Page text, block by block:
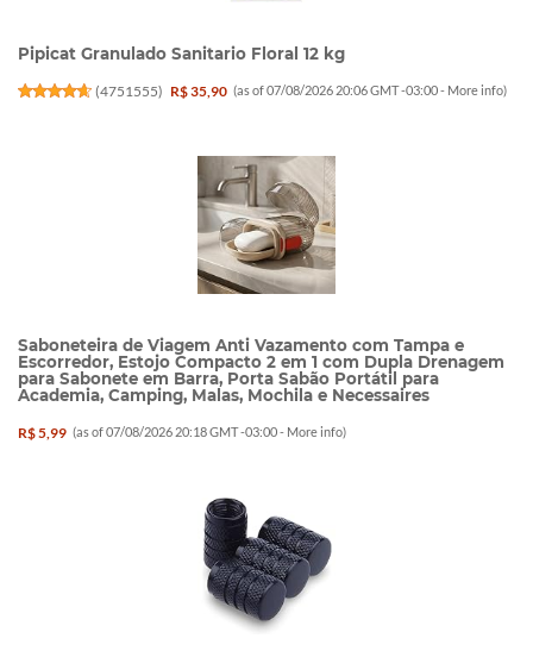
Pipicat Granulado Sanitario Floral 12 kg
(4751555) R$ 35,90 (as of 07/08/2026 20:06 GMT -03:00 - More info)
Saboneteira de Viagem Anti Vazamento com Tampa e
Escorredor, Estojo Compacto 2 em 1 com Dupla Drenagem
para Sabonete em Barra, Porta Sabão Portátil para
Academia, Camping, Malas, Mochila e Necessaires
R$ 5,99 (as of 07/08/2026 20:18 GMT -03:00 - More info)